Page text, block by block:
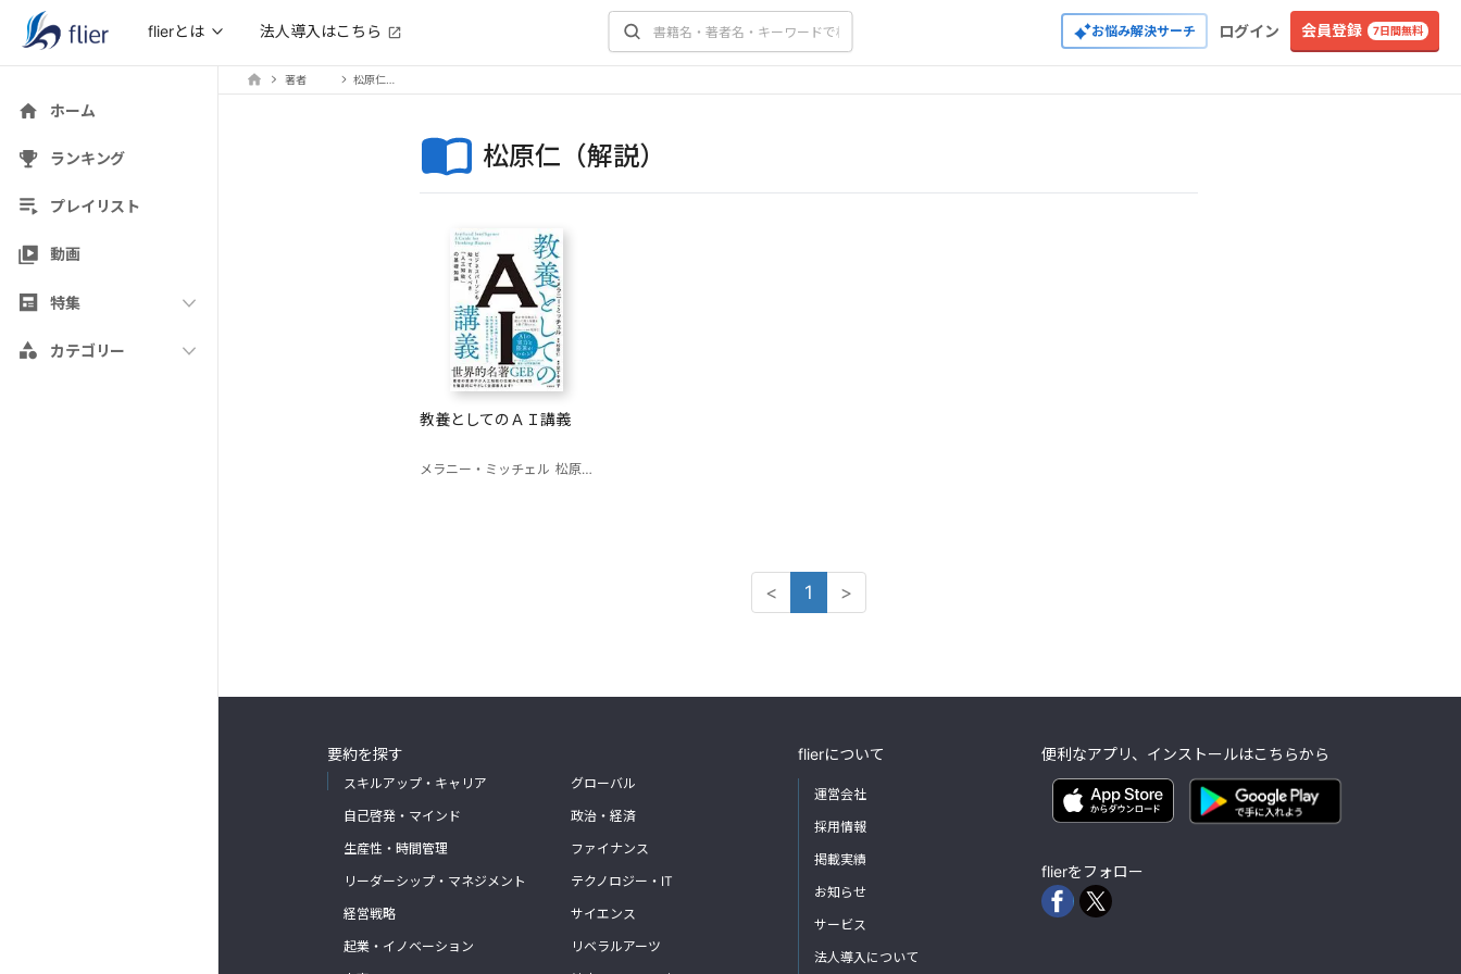
flierとは 法人導入はこちら お悩み解決サーチ ログイン 会員登録 7日間無料
ホーム
ランキング
プレイリスト
動画
特集
カテゴリー
著者
松原仁（解説）
教養としてのＡＩ講義
メラニー・ミッチェル 松原仁（解説）
< 1 >
要約を探す
スキルアップ・キャリア
自己啓発・マインド
生産性・時間管理
リーダーシップ・マネジメント
経営戦略
起業・イノベーション
グローバル
政治・経済
ファイナンス
テクノロジー・IT
サイエンス
リベラルアーツ
flierについて
運営会社
採用情報
掲載実績
お知らせ
サービス
法人導入について
便利なアプリ、インストールはこちらから
flierをフォロー